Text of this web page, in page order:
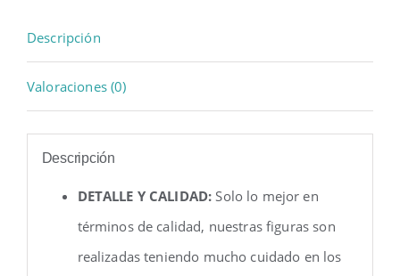
Descripción
Valoraciones (0)
Descripción
DETALLE Y CALIDAD: Solo lo mejor en
términos de calidad, nuestras figuras son
realizadas teniendo mucho cuidado en los